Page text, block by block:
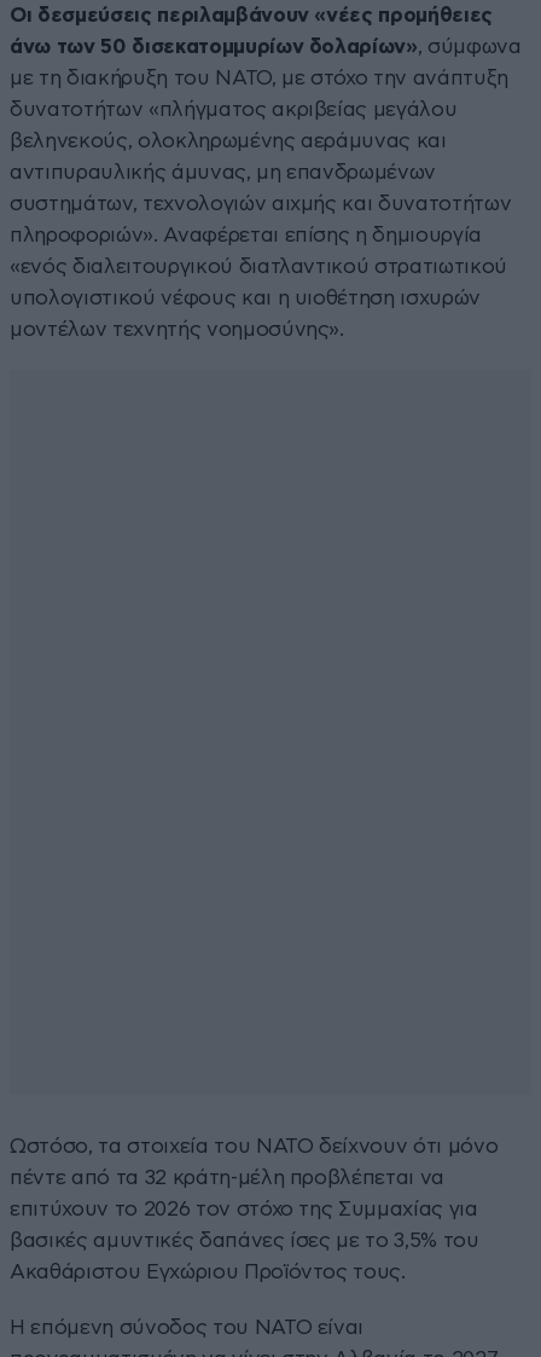
Οι δεσμεύσεις περιλαμβάνουν «νέες προμήθειες
άνω των 50 δισεκατομμυρίων δολαρίων», σύμφωνα
με τη διακήρυξη του ΝΑΤΟ, με στόχο την ανάπτυξη
δυνατοτήτων «πλήγματος ακριβείας μεγάλου
βεληνεκούς, ολοκληρωμένης αεράμυνας και
αντιπυραυλικής άμυνας, μη επανδρωμένων
συστημάτων, τεχνολογιών αιχμής και δυνατοτήτων
πληροφοριών». Αναφέρεται επίσης η δημιουργία
«ενός διαλειτουργικού διατλαντικού στρατιωτικού
υπολογιστικού νέφους και η υιοθέτηση ισχυρών
μοντέλων τεχνητής νοημοσύνης».
Ωστόσο, τα στοιχεία του ΝΑΤΟ δείχνουν ότι μόνο
πέντε από τα 32 κράτη-μέλη προβλέπεται να
επιτύχουν το 2026 τον στόχο της Συμμαχίας για
βασικές αμυντικές δαπάνες ίσες με το 3,5% του
Ακαθάριστου Εγχώριου Προϊόντος τους.
Η επόμενη σύνοδος του ΝΑΤΟ είναι